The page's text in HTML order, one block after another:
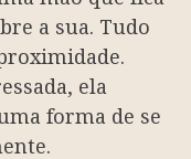
a sua. Tudo
ela
forma de se